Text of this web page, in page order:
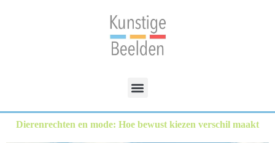
Dierenrechten en mode: Hoe bewust kiezen verschil maakt